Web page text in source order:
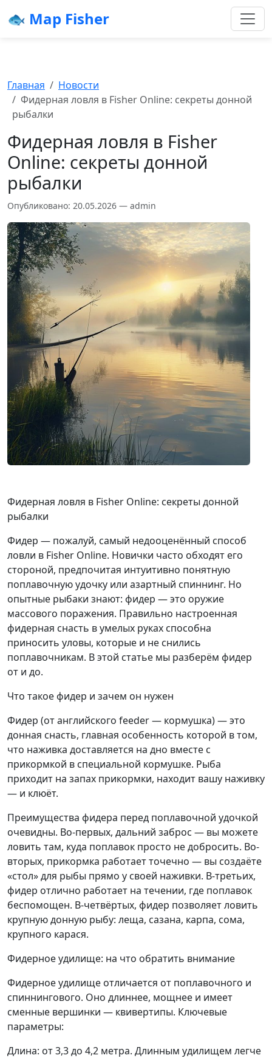
🐟 Map Fisher
Главная
Новости
Фидерная ловля в Fisher Online: секреты донной
рыбалки
Фидерная ловля в Fisher
Online: секреты донной
рыбалки
Опубликовано: 20.05.2026 — admin
Фидерная ловля в Fisher Online: секреты донной
рыбалки
Фидер — пожалуй, самый недооценённый способ
ловли в Fisher Online. Новички часто обходят его
стороной, предпочитая интуитивно понятную
поплавочную удочку или азартный спиннинг. Но
опытные рыбаки знают: фидер — это оружие
массового поражения. Правильно настроенная
фидерная снасть в умелых руках способна
приносить уловы, которые и не снились
поплавочникам. В этой статье мы разберём фидер
от и до.
Что такое фидер и зачем он нужен
Фидер (от английского feeder — кормушка) — это
донная снасть, главная особенность которой в том,
что наживка доставляется на дно вместе с
прикормкой в специальной кормушке. Рыба
приходит на запах прикормки, находит вашу наживку
— и клюёт.
Преимущества фидера перед поплавочной удочкой
очевидны. Во-первых, дальний заброс — вы можете
ловить там, куда поплавок просто не добросить. Во-
вторых, прикормка работает точечно — вы создаёте
«стол» для рыбы прямо у своей наживки. В-третьих,
фидер отлично работает на течении, где поплавок
беспомощен. В-четвёртых, фидер позволяет ловить
крупную донную рыбу: леща, сазана, карпа, сома,
крупного карася.
Фидерное удилище: на что обратить внимание
Фидерное удилище отличается от поплавочного и
спиннингового. Оно длиннее, мощнее и имеет
сменные вершинки — квивертипы. Ключевые
параметры:
Длина: от 3,3 до 4,2 метра. Длинным удилищем легче